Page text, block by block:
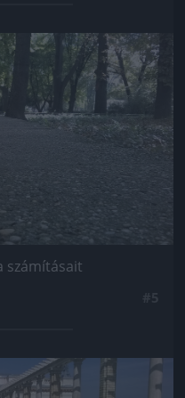
kép!
számításait
kép!